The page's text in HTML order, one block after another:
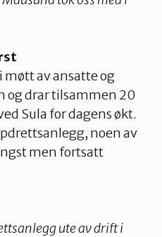
møtt av ansatte og
og drar tilsammen 20
Sula for dagens økt.
noen av
men fortsatt
ute av drift i